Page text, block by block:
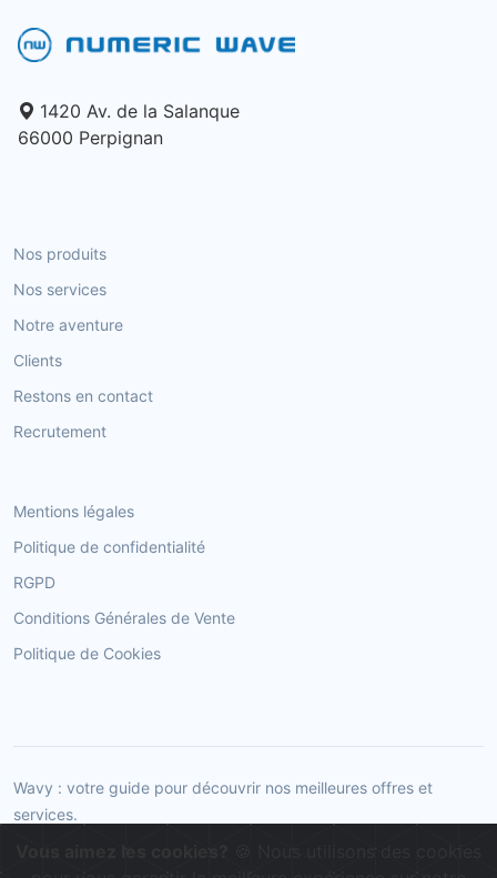
1420 Av. de la Salanque
66000 Perpignan
Nos produits
Nos services
Notre aventure
Clients
Restons en contact
Recrutement
Mentions légales
Politique de confidentialité
RGPD
Conditions Générales de Vente
Politique de Cookies
Wavy : votre guide pour découvrir nos meilleures offres et
services.